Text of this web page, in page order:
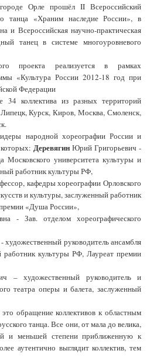
Орле прошёл II Всероссийский
танца «Храним наследие России», в
и Всероссийская научно-практическая
танец в системе многоуровневого
проекта реализуется в рамках
«Культура России 2012-18 год при
Федерации
34 коллектива из разных территорий
Курск, Киров, Москва, Смоленск,
народной хореографии России и
Деревягин Юрий Григорьевич -
Московского университета культуры и
работник культуры РФ,
кафедры хореографии Орловского
и культуры, заслуженный работник
«Душа России»,
- Зав. отделом хореографического
художественный руководитель ансамбля
работник культуры РФ, Лауреат премии
– художественный руководитель и
театра оперы и балета, заслуженный
обращение коллективов к областным
танца. Все они, от мала до велика,
и меньшей степени приближенную к
аутентично выглядит коллектив, тем